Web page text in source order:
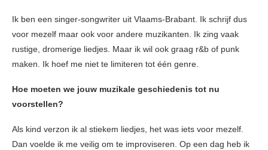
Ik ben een singer-songwriter uit Vlaams-Brabant. Ik schrijf dus
voor mezelf maar ook voor andere muzikanten. Ik zing vaak
rustige, dromerige liedjes. Maar ik wil ook graag r&b of punk
maken. Ik hoef me niet te limiteren tot één genre.
Hoe moeten we jouw muzikale geschiedenis tot nu
voorstellen?
Als kind verzon ik al stiekem liedjes, het was iets voor mezelf.
Dan voelde ik me veilig om te improviseren. Op een dag heb ik